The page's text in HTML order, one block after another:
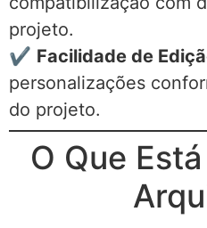
projeto.
✔ Facilidade de
personalizações
do projeto.
O Que